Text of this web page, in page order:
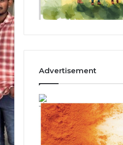
Advertisement